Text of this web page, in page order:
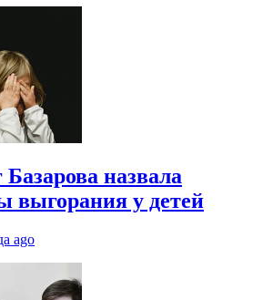
назвала
выгорания у детей
ago